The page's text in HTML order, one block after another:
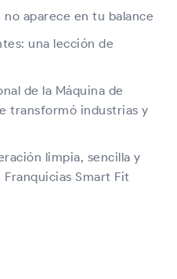
aparece en tu balance
una lección de
de la Máquina de
transformó industrias y
limpia, sencilla y
Smart Fit